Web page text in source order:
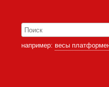
например: весы